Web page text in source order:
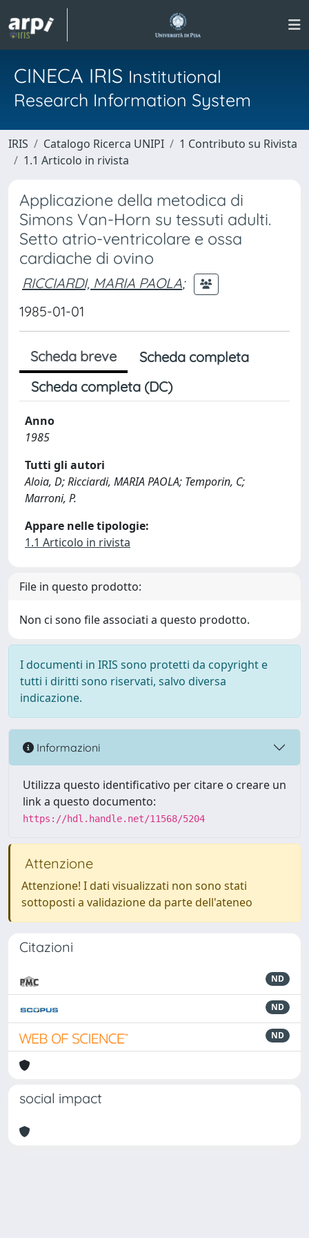
CINECA IRIS Institutional
Research Information System
IRIS Catalogo Ricerca UNIPI
1 Contributo su Rivista
1.1 Articolo in rivista
Applicazione della metodica di
Simons Van-Horn su tessuti adulti.
Setto atrio-ventricolare e ossa
cardiache di ovino
RICCIARDI, MARIA PAOLA;
1985-01-01
Scheda breve
Scheda completa
Scheda completa (DC)
Anno
1985
Tutti gli autori
Aloia, D; Ricciardi, MARIA PAOLA; Temporin, C;
Marroni, P.
Appare nelle tipologie:
1.1 Articolo in rivista
File in questo prodotto:
Non ci sono file associati a questo prodotto.
I documenti in IRIS sono protetti da copyright e
tutti i diritti sono riservati, salvo diversa
indicazione.
Informazioni
Utilizza questo identificativo per citare o creare un
link a questo documento:
https://hdl.handle.net/11568/5204
Attenzione
Attenzione! I dati visualizzati non sono stati
sottoposti a validazione da parte dell'ateneo
Citazioni
ND
ND
ND
social impact